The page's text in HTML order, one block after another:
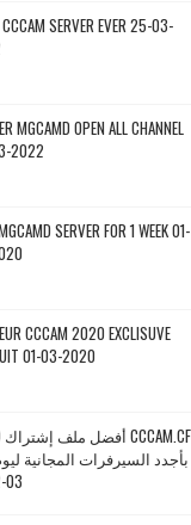
SERVER EVER 25-03-
MGCAMD OPEN ALL CHANNEL
2022
SERVER FOR 1 WEEK 01-
CCCAM 2020 EXCLISUVE
01-03-2020
03-2022